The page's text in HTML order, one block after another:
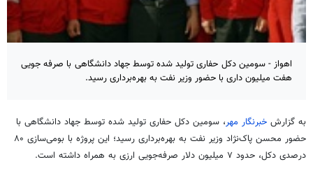
اهواز - سومین دکل حفاری تولید شده توسط جهاد دانشگاهی با صرفه جویی
هفت میلیون داری با حضور وزیر نفت به بهره‌برداری رسید.
به گزارش خبرنگار مهر، سومین دکل حفاری تولید شده توسط جهاد دانشگاهی با
حضور محسن پاک‌نژاد وزیر نفت به بهره‌برداری رسید؛ این پروژه با بومی‌سازی ۸۰
درصدی دکل، حدود ۷ میلیون دلار صرفه‌جویی ارزی به همراه داشته است.